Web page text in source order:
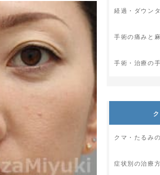
経過・ダウン
手術の痛みと
手術・治療の
クマ・たるみ
症状別の治療